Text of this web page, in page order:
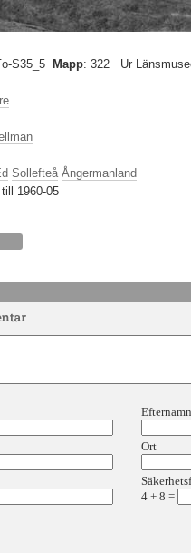
S35_5 Mapp: 322 Ur
Sollefteå Ångermanland
1960-05
Efternamn
Ort
4 + 8 =